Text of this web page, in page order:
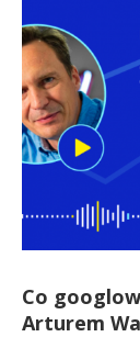
Co
Arturem